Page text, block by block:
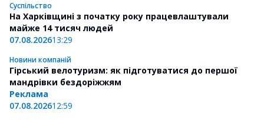
Суспільство
На Харківщині з початку року працевлаштували
майже 14 тисяч людей
07.08.202613:29
Новини компаній
Гірський велотуризм: як підготуватися до першої
мандрівки бездоріжжям
Реклама
07.08.202612:59